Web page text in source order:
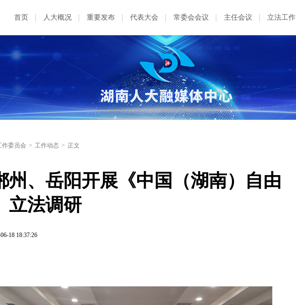
首页 人大概况 重要发布 代表大会 常委会会议 主任会议 立法工作
作委员会 > 工作动态 > 正文
州、岳阳开展《中国（湖南）自由
立法调研
18 18:37:26